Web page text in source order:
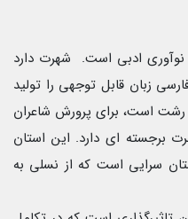
نوآوری ادبی است. شهرت دارد
زبان قابل توجهی را تولید
است، برای پرورش شاعران
برجسته ای دارد. این استان
سرایی است که از نسلی به